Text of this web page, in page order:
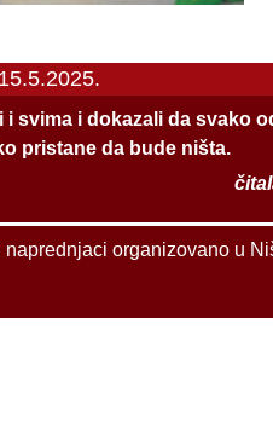
i svima i dokazali da svako
pristane da bude ništa.
naprednjaci organizovano u